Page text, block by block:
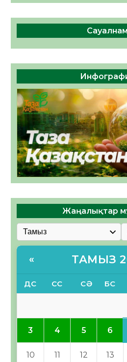
Жаңалықтар
« ТАМЫЗ
ДС СС СӘ БС
3 4 5 6
10 11 12 13